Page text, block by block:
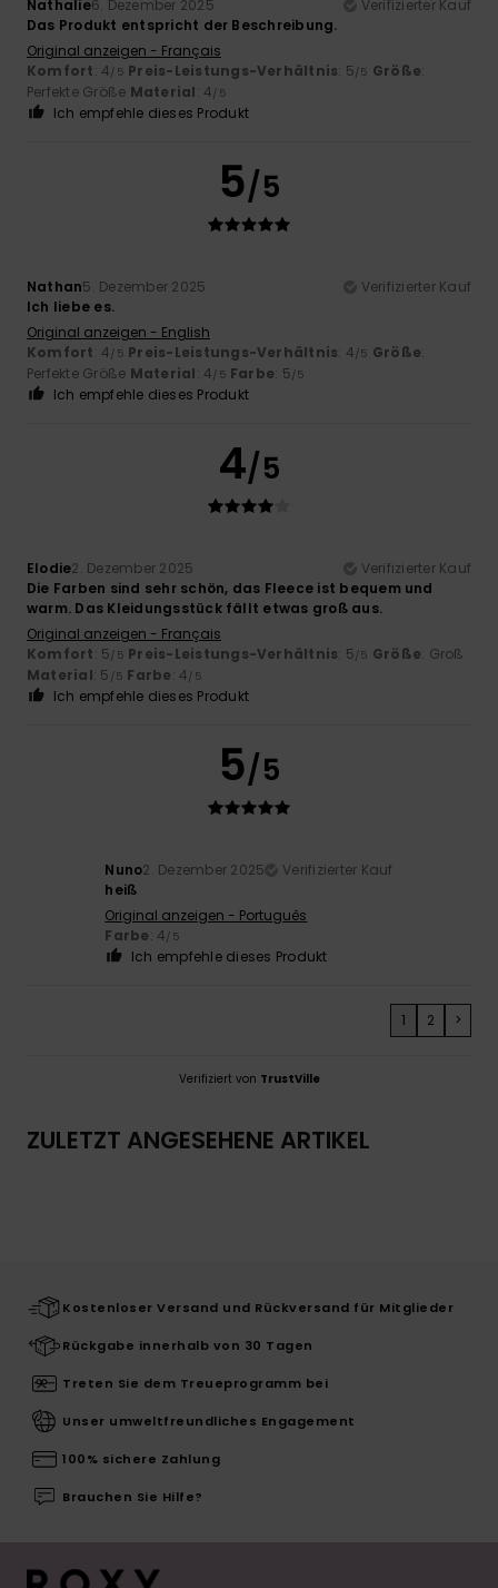
Nathalie6. Dezember 2025
Verifizierter Kauf
Das Produkt entspricht der Beschreibung.
Original anzeigen - Français
Komfort: 4/5 Preis-Leistungs-Verhältnis: 5/5 Größe:
Perfekte Größe Material: 4/5
Ich empfehle dieses Produkt
5/5
Nathan5. Dezember 2025
Verifizierter Kauf
Ich liebe es.
Original anzeigen - English
Komfort: 4/5 Preis-Leistungs-Verhältnis: 4/5 Größe:
Perfekte Größe Material: 4/5 Farbe: 5/5
Ich empfehle dieses Produkt
4/5
Elodie2. Dezember 2025
Verifizierter Kauf
Die Farben sind sehr schön, das Fleece ist bequem und
warm. Das Kleidungsstück fällt etwas groß aus.
Original anzeigen - Français
Komfort: 5/5 Preis-Leistungs-Verhältnis: 5/5 Größe: Groß
Material: 5 /5 Farbe: 4/5
Ich empfehle dieses Produkt
5/5
Nuno2. Dezember 2025
Verifizierter Kauf
heiß
Original anzeigen - Português
Farbe: 4/5
Ich empfehle dieses Produkt
1 2 >
Verifiziert von TrustVille
ZULETZT ANGESEHENE ARTIKEL
Kostenloser Versand und Rückversand für Mitglieder
Rückgabe innerhalb von 30 Tagen
Treten Sie dem Treueprogramm bei
Unser umweltfreundliches Engagement
100% sichere Zahlung
Brauchen Sie Hilfe?